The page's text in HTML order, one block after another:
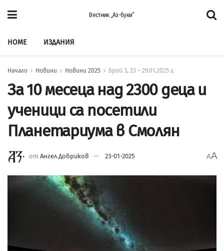
Вестник „Аз-буки”
HOME ИЗДАНИЯ
Начало Новини Новини 2025 Брой 3, 23 – 29.01.2025 г.
За 10 месеца над 2300 деца и
ученици са посетили
Планетариума в Смолян
от Ангел Добриков 23-01-2025 AA